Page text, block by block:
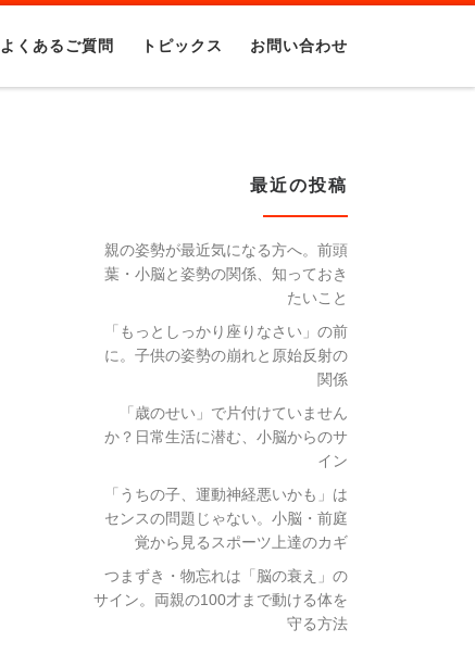
よくあるご質問 トピックス お問い合わせ
最近の投稿
親の姿勢が最近気になる方へ。前頭
葉・小脳と姿勢の関係、知っておき
たいこと
「もっとしっかり座りなさい」の前
に。子供の姿勢の崩れと原始反射の
関係
「歳のせい」で片付けていません
か？日常生活に潜む、小脳からのサ
イン
「うちの子、運動神経悪いかも」は
センスの問題じゃない。小脳・前庭
覚から見るスポーツ上達のカギ
つまずき・物忘れは「脳の衰え」の
サイン。両親の100才まで動ける体を
守る方法